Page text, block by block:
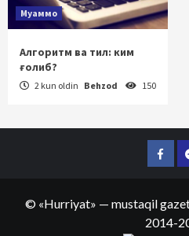
Муаммо
Алгоритм ва тил: ким
ғолиб?
2 kun oldin Behzod 150
© «Hurriyat» — mustaqil
2014-